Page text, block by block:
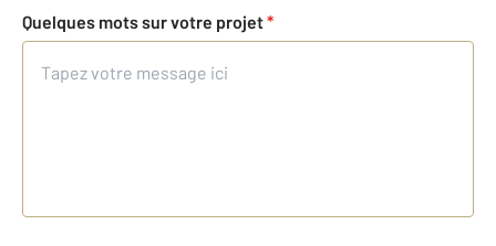
Quelques mots sur votre projet*